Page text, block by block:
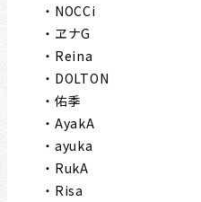
・NOCCi
・ヱナG
・Reina
・DOLTON
・佑季
・AyakA
・ayuka
・RukA
・Risa